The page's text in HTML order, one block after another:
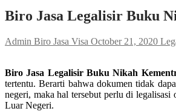
Biro Jasa Legalisir Buku
Admin Biro Jasa Visa October 21, 2020
Biro Jasa Legalisir Buku Nikah
tertentu. Berarti bahwa dokumen tidak
negeri, maka hal tersebut perlu di
Luar Negeri.